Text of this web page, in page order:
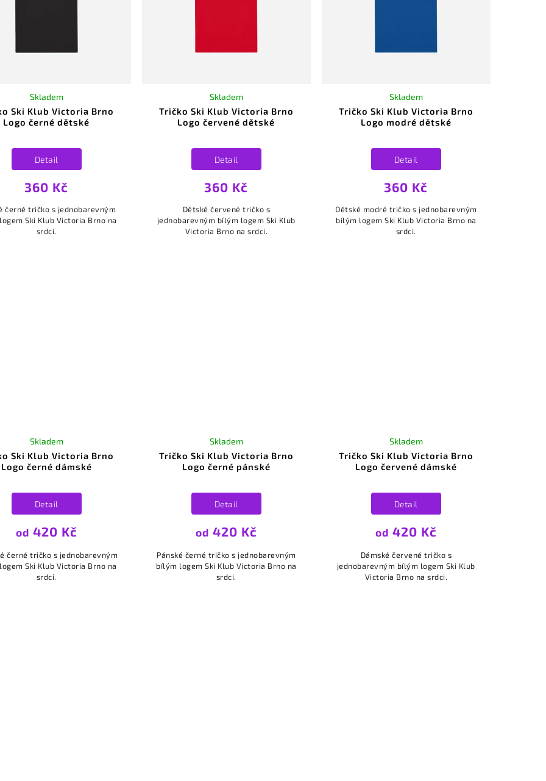
Ski Klub Victoria Brno
Logo černé dětské
Skladem
360 Kč
Detail
černé tričko s jednobarevným
Ski Klub Victoria Brno na
srdci.
Tričko Ski Klub Victoria Brno
Logo červené dětské
Skladem
360 Kč
Detail
Dětské červené tričko s
jednobarevným bílým logem Ski Klub
Victoria Brno na srdci.
Tričko Ski Klub Victoria Brno
Logo modré dětské
Skladem
360 Kč
Detail
Dětské modré tričko s jednobarevným
bílým logem Ski Klub Victoria Brno na
srdci.
Ski Klub Victoria Brno
Logo černé dámské
Skladem
od 420 Kč
Detail
černé tričko s jednobarevným
Ski Klub Victoria Brno na
srdci.
Tričko Ski Klub Victoria Brno
Logo černé pánské
Skladem
od 420 Kč
Detail
Pánské černé tričko s jednobarevným
bílým logem Ski Klub Victoria Brno na
srdci.
Tričko Ski Klub Victoria Brno
Logo červené dámské
Skladem
od 420 Kč
Detail
Dámské červené tričko s
jednobarevným bílým logem Ski Klub
Victoria Brno na srdci.